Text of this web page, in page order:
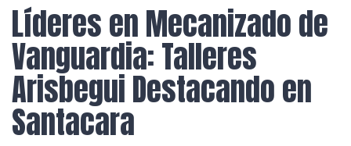
Líderes en Mecanizado de
Vanguardia: Talleres
Arisbegui Destacando en
Santacara